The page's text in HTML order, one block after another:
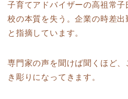
子育てアドバイザーの高祖常
校の本質を失う。企業の時差出
と指摘しています。
専門家の声を聞けば聞くほど
き彫りになってきます。